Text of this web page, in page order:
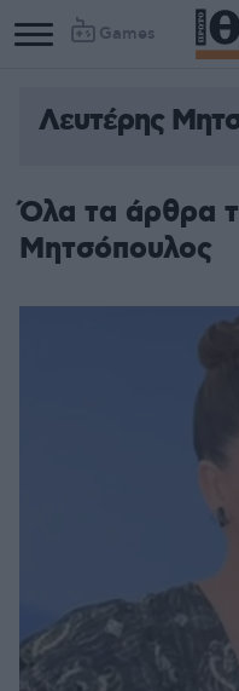
Games
Λευτέρης
Όλα τα άρθρα
Μητσόπουλος